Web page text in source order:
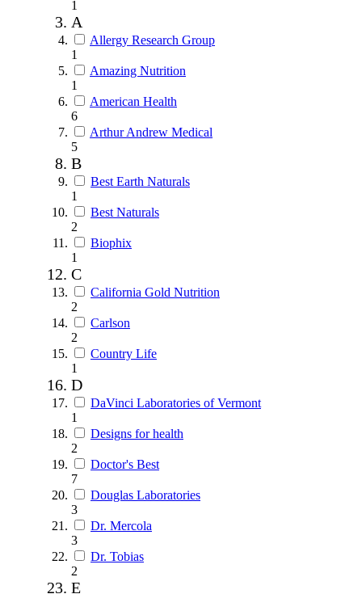
1
A
Allergy Research Group
1
Amazing Nutrition
1
American Health
6
Arthur Andrew Medical
5
B
Best Earth Naturals
1
Best Naturals
2
Biophix
1
C
California Gold Nutrition
2
Carlson
2
Country Life
1
D
DaVinci Laboratories of Vermont
1
Designs for health
2
Doctor's Best
7
Douglas Laboratories
3
Dr. Mercola
3
Dr. Tobias
2
E